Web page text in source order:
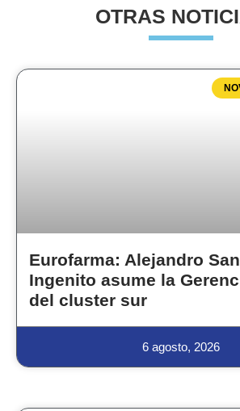
OTRAS
Eurofarma: Alejandro
Ingenito asume la
del cluster sur
6 agosto, 2026